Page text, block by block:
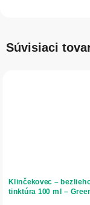
Súvisiaci
Klinčekovec –
tinktúra 100 ml –